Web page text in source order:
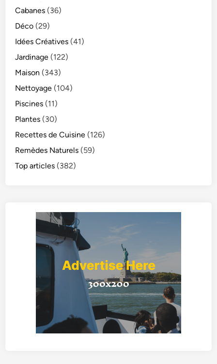
Cabanes (36)
Déco (29)
Idées Créatives (41)
Jardinage (122)
Maison (343)
Nettoyage (104)
Piscines (11)
Plantes (30)
Recettes de Cuisine (126)
Remèdes Naturels (59)
Top articles (382)